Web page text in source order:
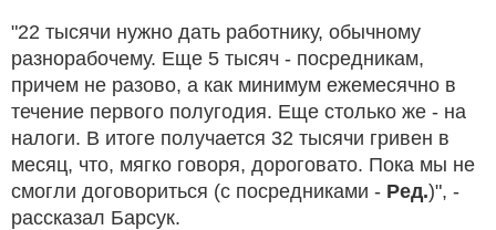
"22 тысячи нужно дать работнику, обычному
разнорабочему. Еще 5 тысяч - посредникам,
причем не разово, а как минимум ежемесячно в
течение первого полугодия. Еще столько же - на
налоги. В итоге получается 32 тысячи гривен в
месяц, что, мягко говоря, дороговато. Пока мы не
смогли договориться (с посредниками - Ред.)", -
рассказал Барсук.